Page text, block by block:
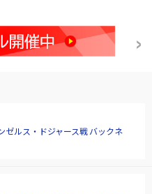
ゼルス・ドジャース戦 バックネ